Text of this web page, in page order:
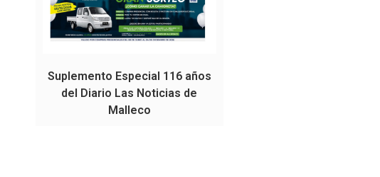
Suplemento Especial 116 años
del Diario Las Noticias de
Malleco